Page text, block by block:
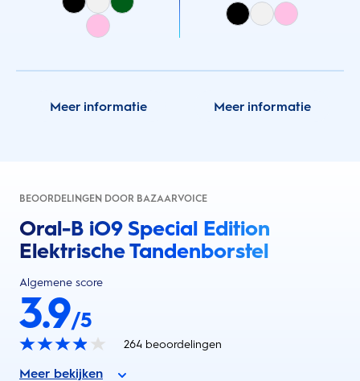
Meer informatie Meer informatie
BEOORDELINGEN DOOR BAZAARVOICE
Oral-B iO9 Special Edition
Elektrische Tandenborstel
Algemene score
3.9/5
264 beoordelingen
Meer bekijken